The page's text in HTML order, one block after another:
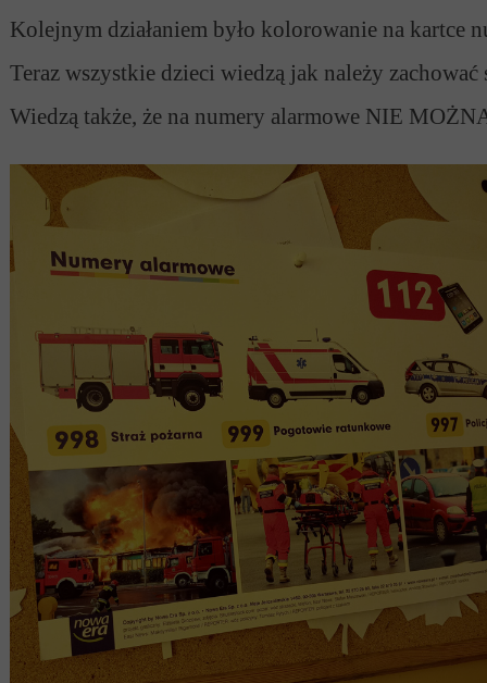
Kolejnym działaniem było kolorowanie na kartce
Teraz wszystkie dzieci wiedzą jak należy zachować
Wiedzą także, że na numery alarmowe NIE